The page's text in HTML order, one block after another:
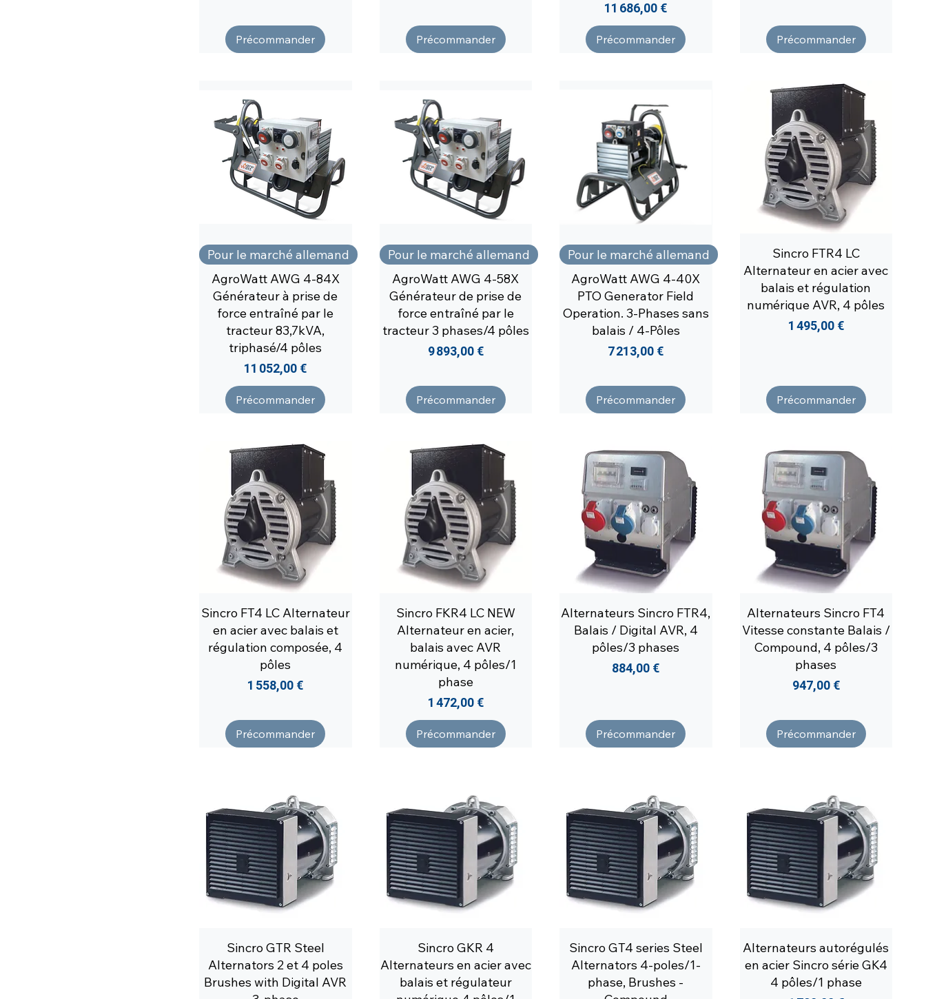
Précommander Précommander
Prix
11 686,00 €
Précommander Précommander
Pour le marché allemand
AgroWatt AWG 4-84X
Générateur à prise de
force entraîné par le
tracteur 83,7kVA,
triphasé/4 pôles
Prix
11 052,00 €
Précommander
Pour le marché allemand
AgroWatt AWG 4-58X
Générateur de prise de
force entraîné par le
tracteur 3 phases/4 pôles
Prix
9 893,00 €
Précommander
Pour le marché allemand
AgroWatt AWG 4-40X
PTO Generator Field
Operation. 3-Phases sans
balais / 4-Pôles
Prix
7 213,00 €
Précommander
Sincro FTR4 LC
Alternateur en acier avec
balais et régulation
numérique AVR, 4 pôles
Prix
1 495,00 €
Précommander
Sincro FT4 LC Alternateur
en acier avec balais et
régulation composée, 4
pôles
Prix
1 558,00 €
Précommander
Sincro FKR4 LC NEW
Alternateur en acier,
balais avec AVR
numérique, 4 pôles/1
phase
Prix
1 472,00 €
Précommander
Alternateurs Sincro FTR4,
Balais / Digital AVR, 4
pôles/3 phases
Prix
884,00 €
Précommander
Alternateurs Sincro FT4
Vitesse constante Balais /
Compound, 4 pôles/3
phases
Prix
947,00 €
Précommander
Sincro GTR Steel
Alternators 2 et 4 poles
Brushes with Digital AVR
Sincro GKR 4
Alternateurs en acier avec
balais et régulateur
Sincro GT4 series Steel
Alternators 4-poles/1-
phase, Brushes -
Alternateurs autorégulés
en acier Sincro série GK4
4 pôles/1 phase